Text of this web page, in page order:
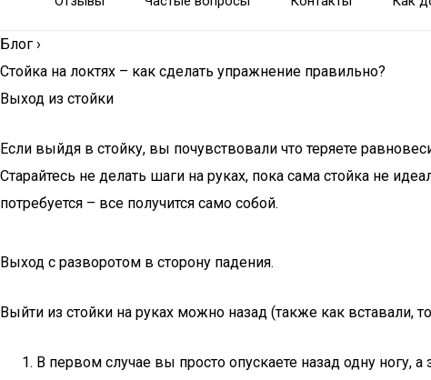
Блог ›
Стойка на локтях – как сделать упражнение правильно?
Выход из стойки
Если выйдя в стойку, вы почувствовали что теряете
Старайтесь не делать шаги на руках, пока сама стойка не
потребуется – все получится само собой.
Выход с разворотом в сторону падения.
Выйти из стойки на руках можно назад (также как вставали,
В первом случае вы просто опускаете назад одну ногу, а